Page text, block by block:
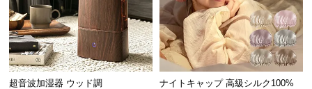
超音波加湿器 ウッド調
ナイトキャップ 高級シルク100%